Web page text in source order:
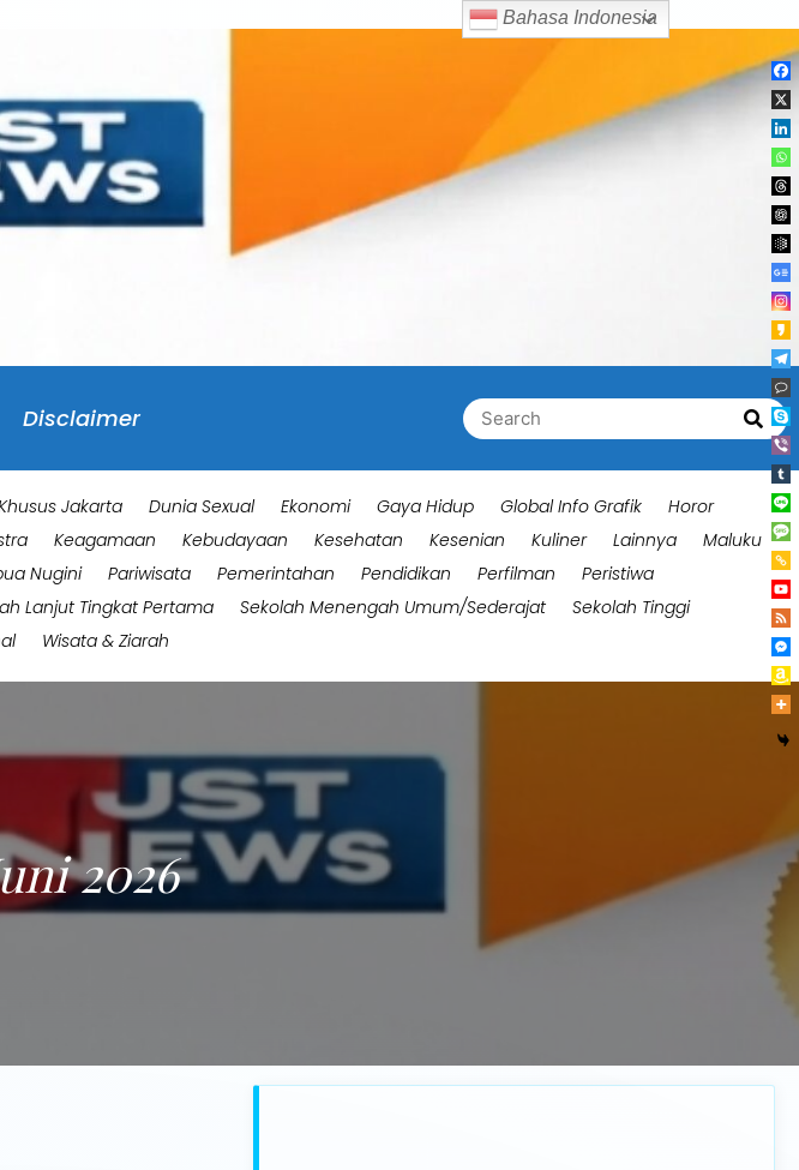
Disclaimer
Search
for:
Jakarta Dunia Sexual Ekonomi Gaya Hidup Global Info Grafik
Horor
Keagamaan Kebudayaan Kesehatan Kesenian Kuliner Lainnya
Maluku
Nugini Pariwisata Pemerintahan Pendidikan Perfilman
Peristiwa
Lanjut Tingkat Pertama Sekolah Menengah Umum/Sederajat
Sekolah Tinggi
Wisata & Ziarah
2026
Bahasa Indonesia